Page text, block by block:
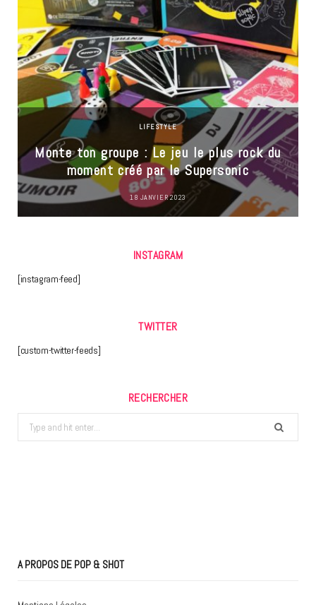
LIFESTYLE
Monte ton groupe : Le jeu le plus rock du
moment créé par le Supersonic
18 JANVIER 2023
INSTAGRAM
[instagram-feed]
TWITTER
[custom-twitter-feeds]
RECHERCHER
Search
for:
A PROPOS DE POP & SHOT